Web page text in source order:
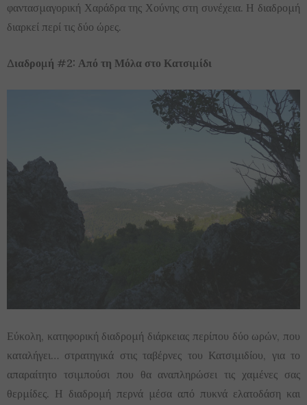
φαντασμαγορική Χαράδρα της Χούνης στη συνέχεια. Η διαδρομή
διαρκεί περί τις δύο ώρες.
Διαδρομή #2: Από τη Μόλα στο Κατσιμίδι
Εύκολη, κατηφορική διαδρομή διάρκειας περίπου δύο ωρών, που
καταλήγει… στρατηγικά στις ταβέρνες του Κατσιμιδίου, για το
απαραίτητο τσιμπούσι που θα αναπληρώσει τις χαμένες σας
θερμίδες. Η διαδρομή περνά μέσα από πυκνά ελατοδάση και